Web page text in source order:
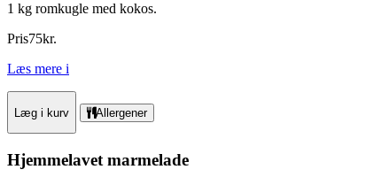
1 kg romkugle med kokos.
Pris75kr.
Læs mere i
Læg i kurv Allergener
Hjemmelavet marmelade